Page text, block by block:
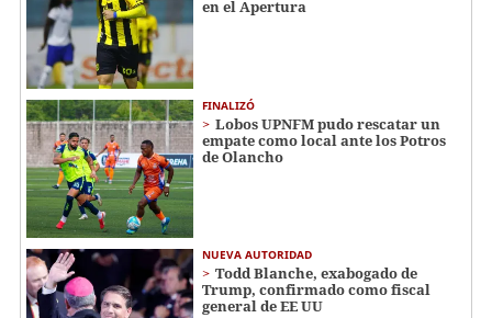
en el Apertura
FINALIZÓ
Lobos UPNFM pudo rescatar un
empate como local ante los Potros
de Olancho
NUEVA AUTORIDAD
Todd Blanche, exabogado de
Trump, confirmado como fiscal
general de EE UU